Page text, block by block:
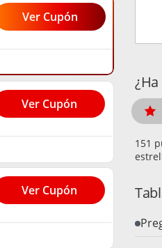
Ver Cupón
Ver Cupón
Ver Cupón